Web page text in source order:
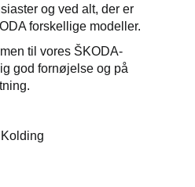
og ved alt, der er
forskellige modeller.
til vores ŠKODA-
god fornøjelse og på